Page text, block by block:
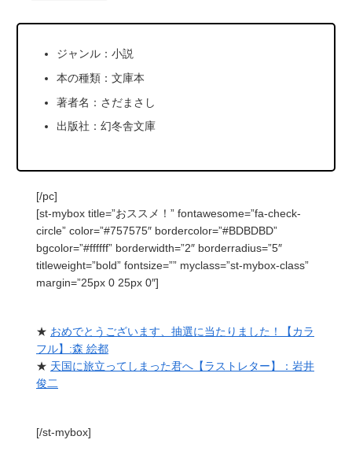
ジャンル：小説
本の種類：文庫本
著者名：さだまさし
出版社：幻冬舎文庫
[/pc]
[st-mybox title=”おススメ！” fontawesome=”fa-check-
circle” color=”#757575″ bordercolor=”#BDBDBD”
bgcolor=”#ffffff” borderwidth=”2″ borderradius=”5″
titleweight=”bold” fontsize=”” myclass=”st-mybox-class”
margin=”25px 0 25px 0″]
★ おめでとうございます、抽選に当たりました！【カラ
フル】:森 絵都
★ 天国に旅立ってしまった君へ【ラストレター】：岩井
俊二
[/st-mybox]